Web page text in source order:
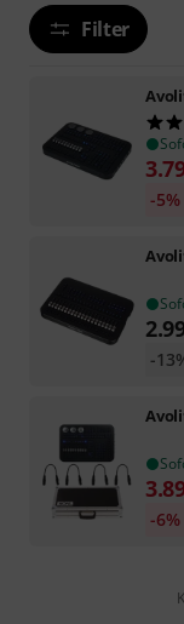
Filter
-5%
-
-6%